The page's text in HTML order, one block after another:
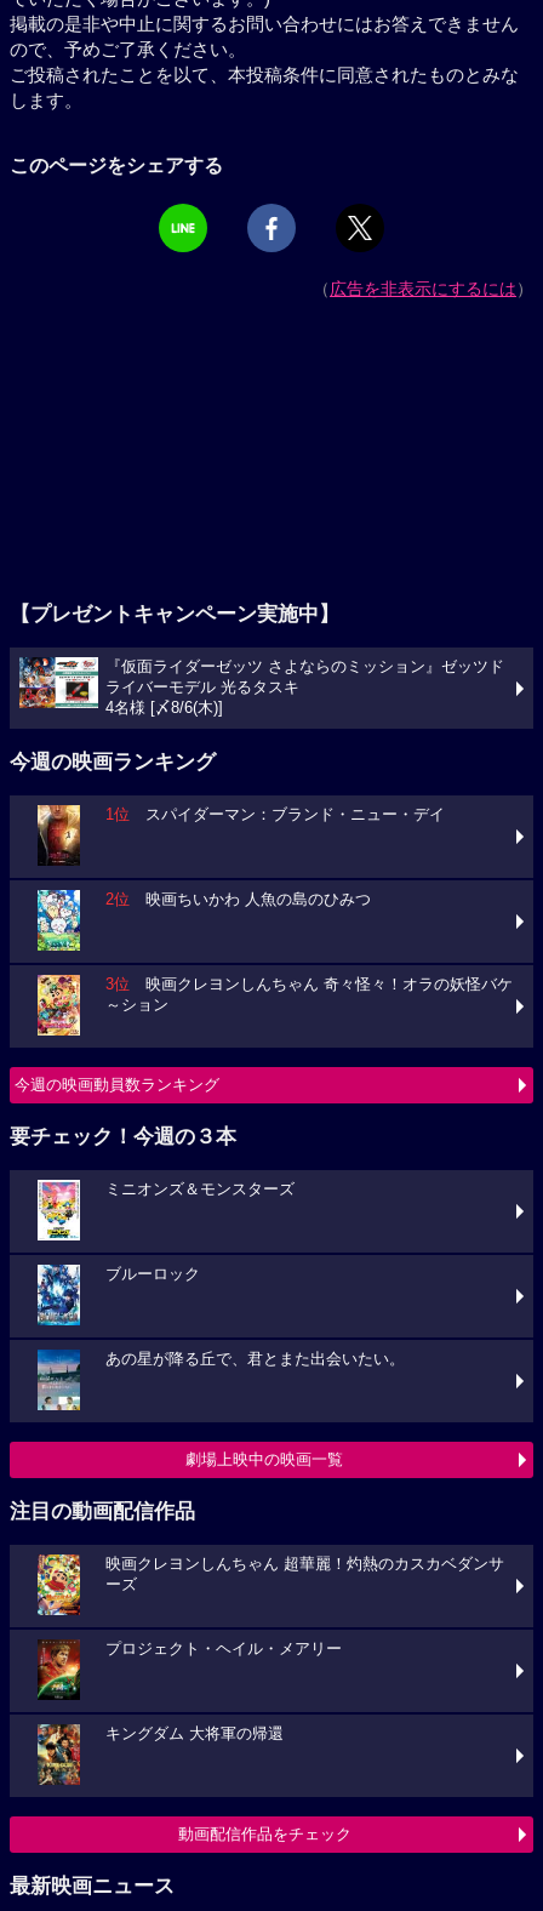
掲載の是非や中止に関するお問い合わせにはお答えできません
ので、予めご了承ください。
ご投稿されたことを以て、本投稿条件に同意されたものとみな
します。
このページをシェアする
（広告を非表示にするには）
【プレゼントキャンペーン実施中】
『仮面ライダーゼッツ さよならのミッション』ゼッツド
ライバーモデル 光るタスキ
4名様 [〆8/6(木)]
今週の映画ランキング
1位 スパイダーマン：ブランド・ニュー・デイ
2位 映画ちいかわ 人魚の島のひみつ
3位 映画クレヨンしんちゃん 奇々怪々！オラの妖怪バケ
～ション
今週の映画動員数ランキング
要チェック！今週の３本
ミニオンズ＆モンスターズ
ブルーロック
あの星が降る丘で、君とまた出会いたい。
劇場上映中の映画一覧
注目の動画配信作品
映画クレヨンしんちゃん 超華麗！灼熱のカスカベダンサ
ーズ
プロジェクト・ヘイル・メアリー
キングダム 大将軍の帰還
動画配信作品をチェック
最新映画ニュース